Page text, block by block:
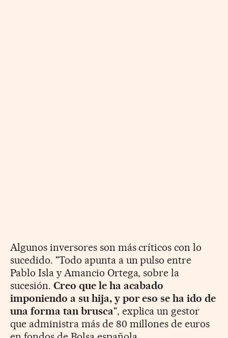
Algunos inversores son más críticos con lo
sucedido. "Todo apunta a un pulso entre
Pablo Isla y Amancio Ortega, sobre la
sucesión. Creo que le ha acabado
imponiendo a su hija, y por eso se ha ido de
una forma tan brusca", explica un gestor
que administra más de 80 millones de euros